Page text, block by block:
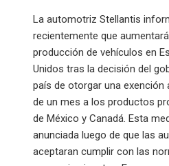
La automotriz Stellantis
recientemente que
producción de vehículos en
Unidos tras la decisión del
país de otorgar una exención
de un mes a los productos
de México y Canadá. Esta
anunciada luego de que las
aceptaran cumplir con las